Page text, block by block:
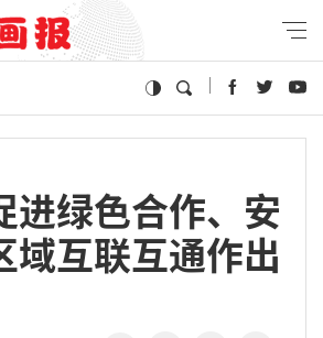
进绿色合作、安
域互联互通作出